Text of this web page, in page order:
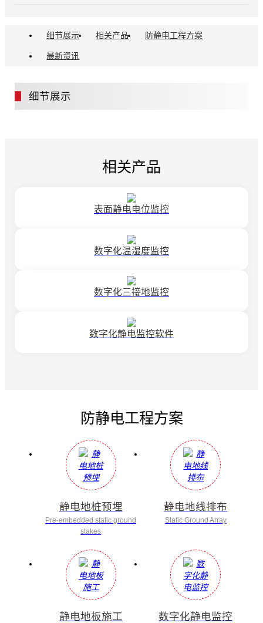
细节展示 相关产品 防静电工程方案
最新资讯
细节展示
相关产品
表面静电电位监控
数字化温湿度监控
数字化三接地监控
数字化静电监控软件
防静电工程方案
静电地桩预埋
Pre-embedded static ground
stakes
静电地线排布
Static Ground Array
静电地板施工 数字化静电监控